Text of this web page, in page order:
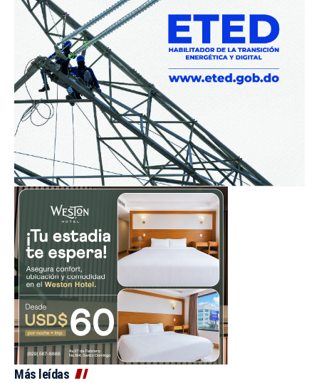
Más leídas